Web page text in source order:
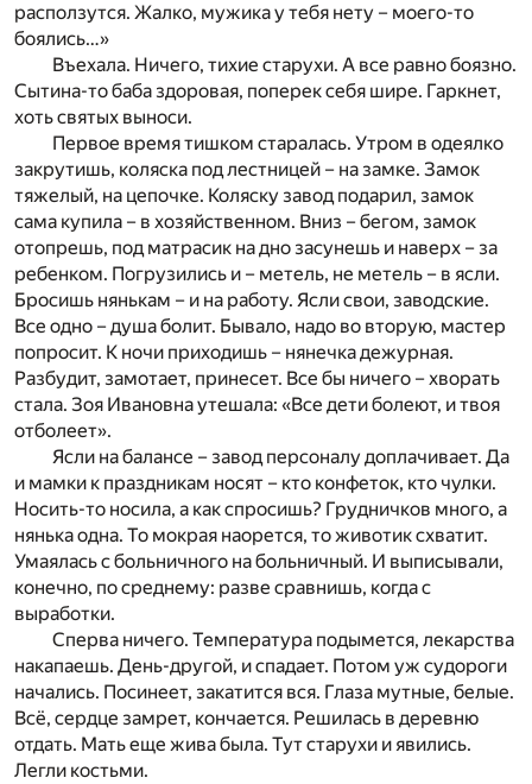
расползутся. Жалко, мужика у тебя нету – моего-то
боялись…»
Въехала. Ничего, тихие старухи. А все равно боязно.
Сытина-то баба здоровая, поперек себя шире. Гаркнет,
хоть святых выноси.
Первое время тишком старалась. Утром в одеялко
закрутишь, коляска под лестницей – на замке. Замок
тяжелый, на цепочке. Коляску завод подарил, замок
сама купила – в хозяйственном. Вниз – бегом, замок
отопрешь, под матрасик на дно засунешь и наверх – за
ребенком. Погрузились и – метель, не метель – в ясли.
Бросишь нянькам – и на работу. Ясли свои, заводские.
Все одно – душа болит. Бывало, надо во вторую, мастер
попросит. К ночи приходишь – нянечка дежурная.
Разбудит, замотает, принесет. Все бы ничего – хворать
стала. Зоя Ивановна утешала: «Все дети болеют, и твоя
отболеет».
Ясли на балансе – завод персоналу доплачивает. Да
и мамки к праздникам носят – кто конфеток, кто чулки.
Носить-то носила, а как спросишь? Грудничков много, а
нянька одна. То мокрая наорется, то животик схватит.
Умаялась с больничного на больничный. И выписывали,
конечно, по среднему: разве сравнишь, когда с
выработки.
Сперва ничего. Температура подымется, лекарства
накапаешь. День-другой, и спадает. Потом уж судороги
начались. Посинеет, закатится вся. Глаза мутные, белые.
Всё, сердце замрет, кончается. Решилась в деревню
отдать. Мать еще жива была. Тут старухи и явились.
Легли костьми.